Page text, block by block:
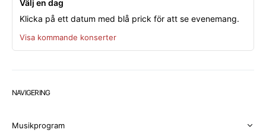
Välj en dag
Klicka på ett datum med blå prick för att se evenemang.
Visa kommande konserter
NAVIGERING
Musikprogram